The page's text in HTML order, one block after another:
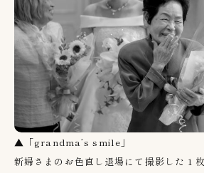
▲「grandma’s smile」
新婦さまのお色直し退場にて撮影した 1 枚